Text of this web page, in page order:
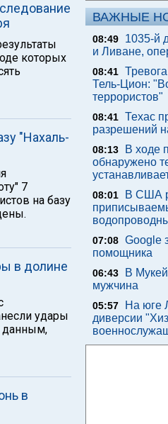
которых
"Нахаль-
7
на базу
в долине
удары
данным,
в
ВАЖНЫЕ
08:49
1035-й
и Ливане,
08:41
Тель-Цион:
террористов"
08:41 Техас
разрешений
08:13
В ходе
обнаружено
08:01
В США
07:08 Google
помощника
06:43
В
мужчина
05:57
На юге
диверсии